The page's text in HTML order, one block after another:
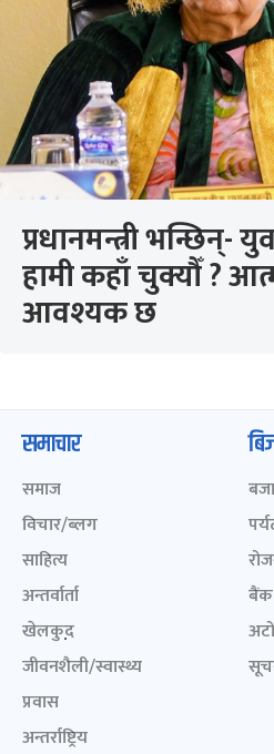
प्रधानमन्त्री भन्छिन्-
हामी कहाँ चुक्यौँ ?
आवश्यक छ
समाचार
समाज
विचार/ब्लग
साहित्य
अन्तर्वार्ता
खेलकुद़़
जीवनशैली/स्वास्थ्य
प्रवास
अन्तर्राष्ट्रिय
बैंक
अटो